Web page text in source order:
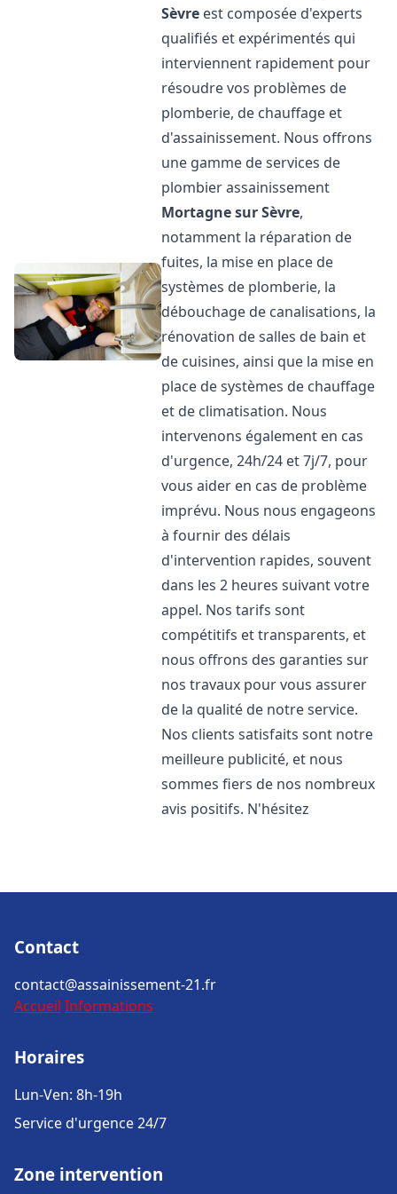
Sèvre est composée d'experts
qualifiés et expérimentés qui
interviennent rapidement pour
résoudre vos problèmes de
plomberie, de chauffage et
d'assainissement. Nous offrons
une gamme de services de
plombier assainissement
Mortagne sur Sèvre,
notamment la réparation de
fuites, la mise en place de
systèmes de plomberie, la
débouchage de canalisations, la
rénovation de salles de bain et
de cuisines, ainsi que la mise en
place de systèmes de chauffage
et de climatisation. Nous
intervenons également en cas
d'urgence, 24h/24 et 7j/7, pour
vous aider en cas de problème
imprévu. Nous nous engageons
à fournir des délais
d'intervention rapides, souvent
dans les 2 heures suivant votre
appel. Nos tarifs sont
compétitifs et transparents, et
nous offrons des garanties sur
nos travaux pour vous assurer
de la qualité de notre service.
Nos clients satisfaits sont notre
meilleure publicité, et nous
sommes fiers de nos nombreux
avis positifs. N'hésitez
Contact
contact@assainissement-21.fr
Accueil Informations
Horaires
Lun-Ven: 8h-19h
Service d'urgence 24/7
Zone intervention